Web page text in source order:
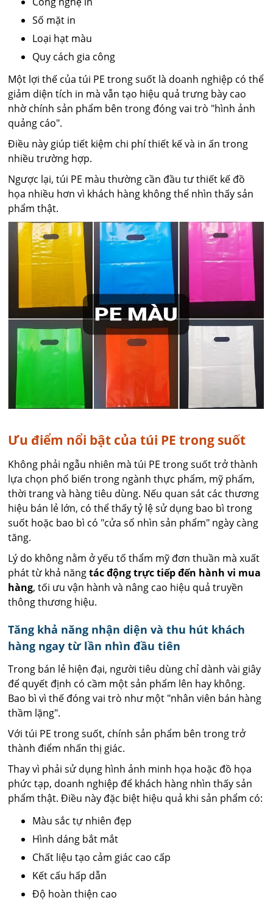
Số mặt in
Loại hạt màu
Quy cách gia công
Một lợi thế của túi PE trong suốt là doanh nghiệp có thể
giảm diện tích in mà vẫn tạo hiệu quả trưng bày cao
nhờ chính sản phẩm bên trong đóng vai trò "hình ảnh
quảng cáo".
Điều này giúp tiết kiệm chi phí thiết kế và in ấn trong
nhiều trường hợp.
Ngược lại, túi PE màu thường cần đầu tư thiết kế đồ
họa nhiều hơn vì khách hàng không thể nhìn thấy sản
phẩm thật.
Ưu điểm nổi bật của túi PE trong suốt
Không phải ngẫu nhiên mà túi PE trong suốt trở thành
lựa chọn phổ biến trong ngành thực phẩm, mỹ phẩm,
thời trang và hàng tiêu dùng. Nếu quan sát các thương
hiệu bán lẻ lớn, có thể thấy tỷ lệ sử dụng bao bì trong
suốt hoặc bao bì có "cửa sổ nhìn sản phẩm" ngày càng
tăng.
Lý do không nằm ở yếu tố thẩm mỹ đơn thuần mà xuất
phát từ khả năngtác động trực tiếp đến hành vi mua
hàng, tối ưu vận hành và nâng cao hiệu quả truyền
thông thương hiệu.
Tăng khả năng nhận diện và thu hút khách
hàng ngay từ lần nhìn đầu tiên
Trong bán lẻ hiện đại, người tiêu dùng chỉ dành vài giây
để quyết định có cầm một sản phẩm lên hay không.
Bao bì vì thế đóng vai trò như một "nhân viên bán hàng
thầm lặng".
Với túi PE trong suốt, chính sản phẩm bên trong trở
thành điểm nhấn thị giác.
Thay vì phải sử dụng hình ảnh minh họa hoặc đồ họa
phức tạp, doanh nghiệp để khách hàng nhìn thấy sản
phẩm thật. Điều này đặc biệt hiệu quả khi sản phẩm có:
Màu sắc tự nhiên đẹp
Hình dáng bắt mắt
Chất liệu tạo cảm giác cao cấp
Kết cấu hấp dẫn
Độ hoàn thiện cao